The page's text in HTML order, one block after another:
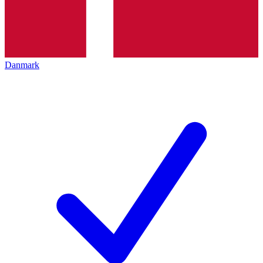
Danmark